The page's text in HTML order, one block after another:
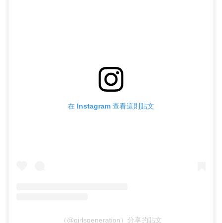
在 Instagram 查看這則貼文
（@girlsgeneration）分享的貼文